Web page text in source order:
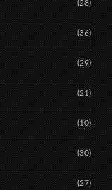
(28)
(36)
(29)
(21)
(10)
(30)
(27)